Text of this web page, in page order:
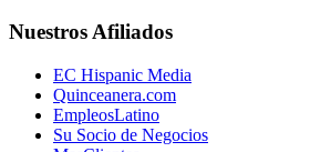
Nuestros Afiliados
EC Hispanic Media
Quinceanera.com
EmpleosLatino
Su Socio de Negocios